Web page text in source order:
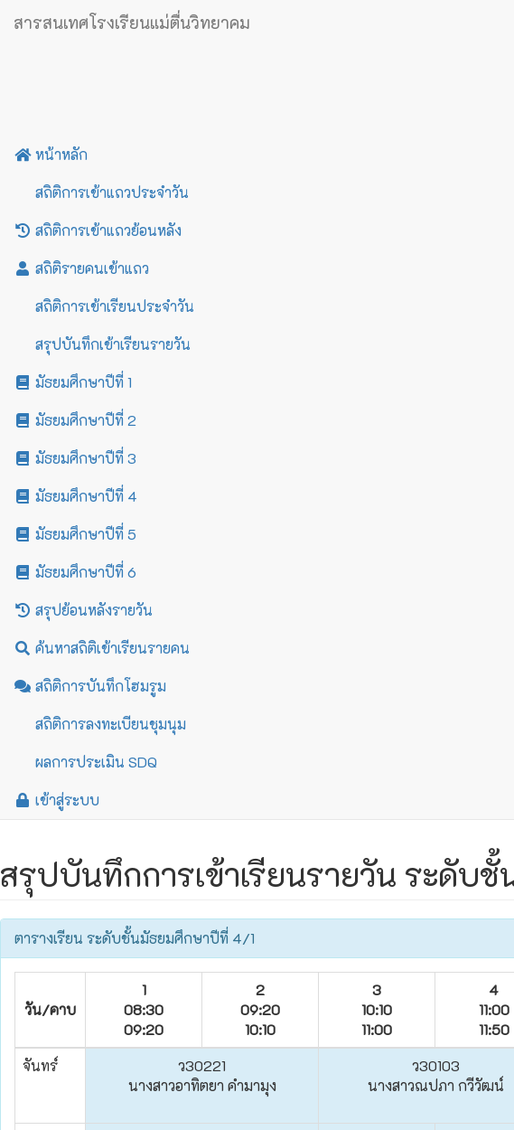
สารสนเทศโรงเรียนแม่ตื่นวิทยาคม
หน้าหลัก
สถิติการเข้าแถวประจำวัน
สถิติการเข้าแถวย้อนหลัง
สถิติรายคนเข้าแถว
สถิติการเข้าเรียนประจำวัน
สรุปบันทึกเข้าเรียนรายวัน
มัธยมศึกษาปีที่ 1
มัธยมศึกษาปีที่ 2
มัธยมศึกษาปีที่ 3
มัธยมศึกษาปีที่ 4
มัธยมศึกษาปีที่ 5
มัธยมศึกษาปีที่ 6
สรุปย้อนหลังรายวัน
ค้นหาสถิติเข้าเรียนรายคน
สถิติการบันทึกโฮมรูม
สถิติการลงทะเบียนชุมนุม
ผลการประเมิน SDQ
เข้าสู่ระบบ
สรุปบันทึกการเข้าเรียนรายวัน ระดั
ตารางเรียน ระดับชั้นมัธยมศึกษาปีที่ 4/1
วัน/คาบ
1
08:30
09:20
2
09:20
10:10
3
10:10
11:00
4
11:00
11:50
จันทร์
ว30221
นางสาวอาทิตยา คำมามุง
ว30103
นางสาวณปภา กวีวัฒน์